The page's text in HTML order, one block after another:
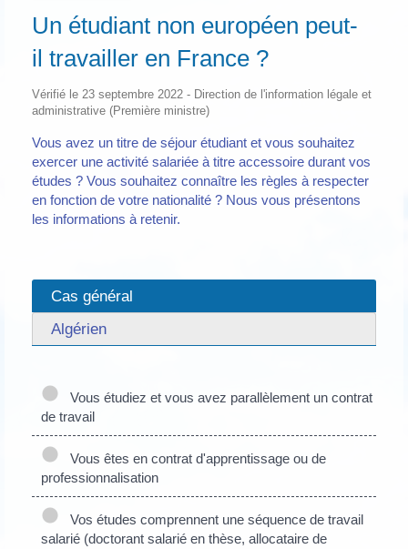
Un étudiant non européen peut-
il travailler en France ?
Vérifié le 23 septembre 2022 - Direction de l'information légale et
administrative (Première ministre)
Vous avez un titre de séjour étudiant et vous souhaitez
exercer une activité salariée à titre accessoire durant vos
études ? Vous souhaitez connaître les règles à respecter
en fonction de votre nationalité ? Nous vous présentons
les informations à retenir.
Cas général
Algérien
Vous étudiez et vous avez parallèlement un contrat
de travail
Vous êtes en contrat d'apprentissage ou de
professionnalisation
Vos études comprennent une séquence de travail
salarié (doctorant salarié en thèse, allocataire de